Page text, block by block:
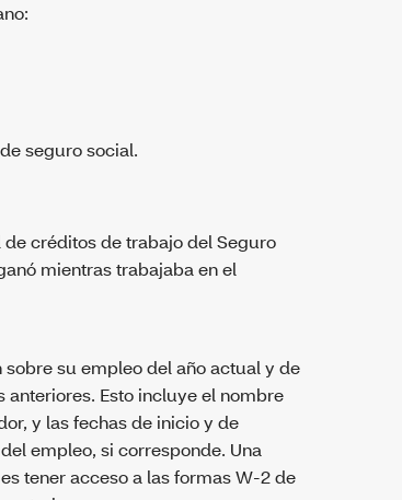
seguro social.
de créditos de trabajo del Seguro
mientras trabajaba en el
sobre su empleo del año actual y de
anteriores. Esto incluye el nombre
y las fechas de inicio y de
empleo, si corresponde. Una
tener acceso a las formas W-2 de